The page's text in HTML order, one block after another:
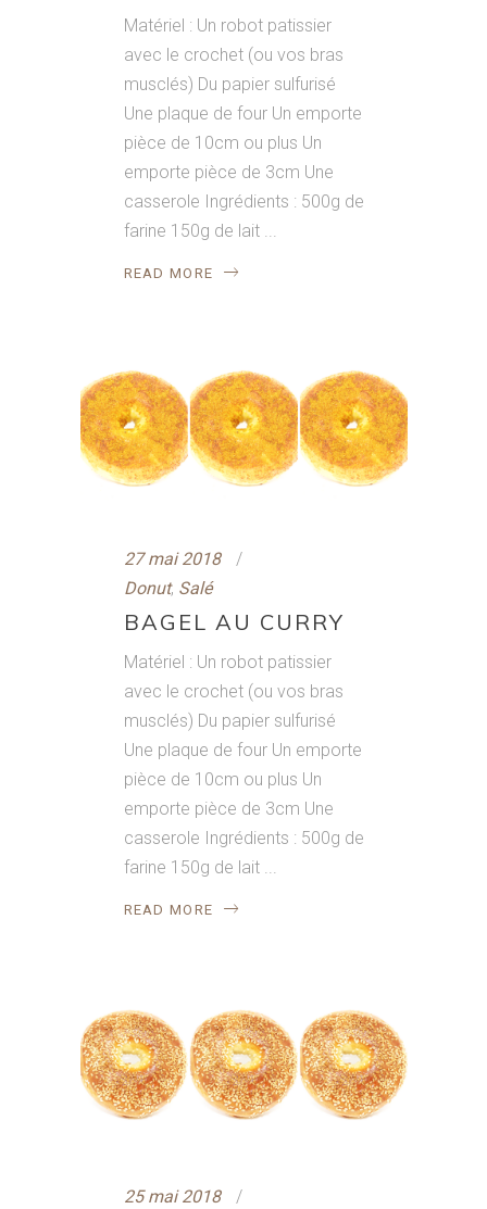
Matériel : Un robot patissier
avec le crochet (ou vos bras
musclés) Du papier sulfurisé
Une plaque de four Un emporte
pièce de 10cm ou plus Un
emporte pièce de 3cm Une
casserole Ingrédients : 500g de
farine 150g de lait
READ MORE
27 mai 2018
Donut, Salé
BAGEL AU CURRY
Matériel : Un robot patissier
avec le crochet (ou vos bras
musclés) Du papier sulfurisé
Une plaque de four Un emporte
pièce de 10cm ou plus Un
emporte pièce de 3cm Une
casserole Ingrédients : 500g de
farine 150g de lait
READ MORE
25 mai 2018